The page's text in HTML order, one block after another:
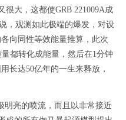
大，这都使GRB 221009A成
，观测如此极端的爆发，对设
向同性等效能量推算，此次
都转化成能量，然后在1分钟
长达50亿年的一生来释放，
亮的喷流，而且以非常接近